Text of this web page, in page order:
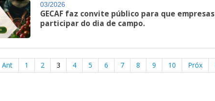
03/2026
GECAF faz convite público para que
participar do dia de campo.
Ant 1 2 3 4 5 6 7 8 9 10 Próx